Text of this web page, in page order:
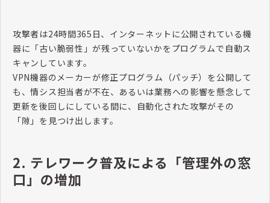
攻撃者は24時間365日、インターネットに公開されている機
器に「古い脆弱性」が残っていないかをプログラムで自動ス
キャンしています。
VPN機器のメーカーが修正プログラム（パッチ）を公開して
も、情シス担当者が不在、あるいは業務への影響を懸念して
更新を後回しにしている間に、自動化された攻撃がその
「隙」を見つけ出します。
2. テレワーク普及による「管理外の窓
口」の増加